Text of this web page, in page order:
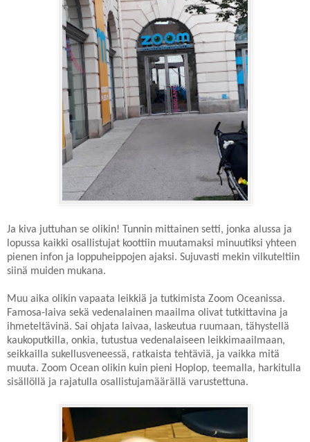
Ja kiva juttuhan se olikin! Tunnin mittainen setti, jonka alussa ja
lopussa kaikki osallistujat koottiin muutamaksi minuutiksi yhteen
pienen infon ja loppuheippojen ajaksi. Sujuvasti mekin vilkuteltiin
siinä muiden mukana.
Muu aika olikin vapaata leikkiä ja tutkimista Zoom Oceanissa.
Famosa-laiva sekä vedenalainen maailma olivat tutkittavina ja
ihmeteltävinä. Sai ohjata laivaa, laskeutua ruumaan, tähystellä
kaukoputkilla, onkia, tutustua vedenalaiseen leikkimaailmaan,
seikkailla sukellusveneessä, ratkaista tehtäviä, ja vaikka mitä
muuta. Zoom Ocean olikin kuin pieni Hoplop, teemalla, harkitulla
sisällöllä ja rajatulla osallistujamäärällä varustettuna.